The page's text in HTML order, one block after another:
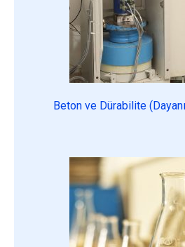
Beton ve Dürabilite